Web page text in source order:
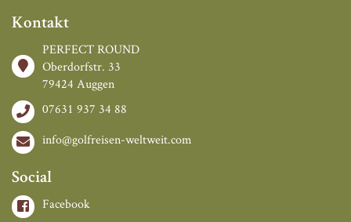
Kontakt
PERFECT ROUND
Oberdorfstr. 33
79424 Auggen
07631 937 34 88
info@golfreisen-weltweit.com
Social
Facebook